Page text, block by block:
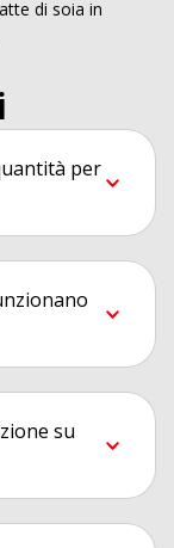
di soia in
per
su